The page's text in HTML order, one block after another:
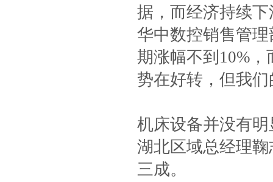
据，而经济持续
华中数控销售管
期涨幅不到10%
势在好转，但我
机床设备并没有
湖北区域总经理
三成。